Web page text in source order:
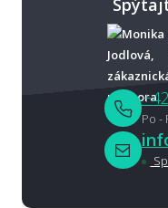
Po -